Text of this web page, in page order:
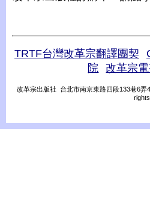
TRTF台灣改革宗翻譯團契
院
改革宗
改革宗出版社 台北市南京東路四段133巷6弄